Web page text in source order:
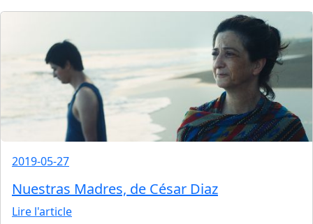
2019-05-27
Nuestras Madres, de César Diaz
Lire l'article